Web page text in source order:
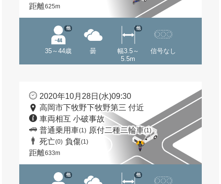
距離625m
35～44歳
他
曇
幅3.5～
5.5m
他
信号なし
2020年10月28日(水)09:30
高岡市下牧野下牧野第三 付近
車両相互 小破事故
普通乗用車(1) 原付二種二輪車(1)
死亡(0) 負傷(1)
距離633m
他 他